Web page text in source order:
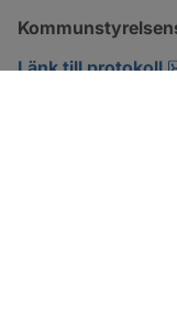
Länk till protokoll